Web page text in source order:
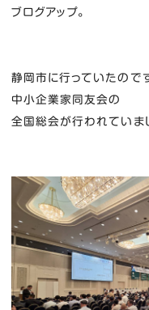
ブログアップ。
静岡市に行っていたので
中小企業家同友会の
全国総会が行われていま